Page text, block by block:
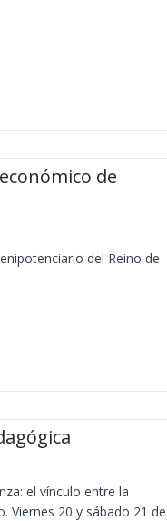
de
del Reino de
el vínculo entre la
Viernes 20 y sábado 21 de